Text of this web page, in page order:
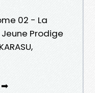
02 - La
Jeune Prodige
➡